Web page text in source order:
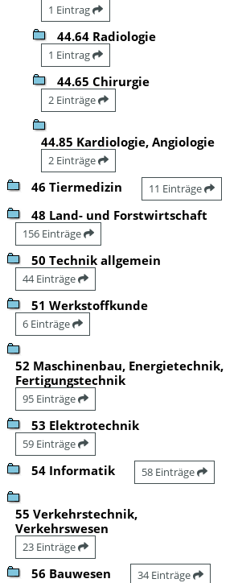
1 Eintrag
44.64 Radiologie
1 Eintrag
44.65 Chirurgie
2 Einträge
44.85 Kardiologie, Angiologie
2 Einträge
46 Tiermedizin 11 Einträge
48 Land- und Forstwirtschaft
156 Einträge
50 Technik allgemein
44 Einträge
51 Werkstoffkunde
6 Einträge
52 Maschinenbau, Energietechnik,
Fertigungstechnik
95 Einträge
53 Elektrotechnik
59 Einträge
54 Informatik 58 Einträge
55 Verkehrstechnik,
Verkehrswesen
23 Einträge
56 Bauwesen 34 Einträge